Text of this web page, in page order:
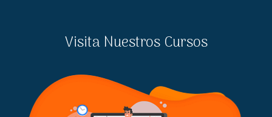
Visita Nuestros Cursos